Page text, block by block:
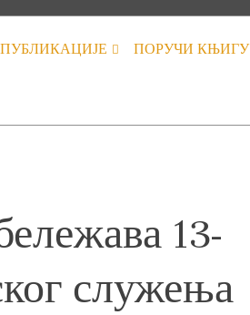
ПУБЛИКАЦИЈЕ ПОРУЧИ КЊИГУ
13-
служења